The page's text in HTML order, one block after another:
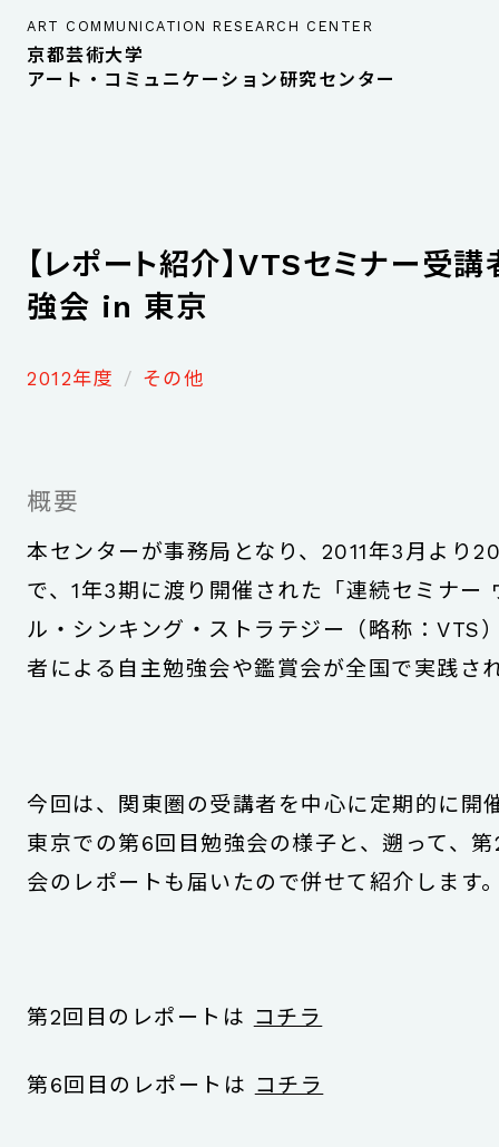
ART COMMUNICATION RESEARCH CENTER
京都芸術大学
アート・コミュニケーション研究センター
【レポート紹介】VTSセミナー受
強会 in 東京
2012年度 その他
概要
本センターが事務局となり、2011年3月より
で、1年3期に渡り開催された「連続セミナー
ル・シンキング・ストラテジー（略称：VTS
者による自主勉強会や鑑賞会が全国で実践さ
今回は、関東圏の受講者を中心に定期的に開
東京での第6回目勉強会の様子と、遡って、
会のレポートも届いたので併せて紹介します
第2回目のレポートは コチラ
第6回目のレポートは コチラ